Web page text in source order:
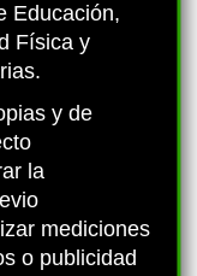
OAOA
Educación,
Física y
y de
la
mediciones
o publicidad